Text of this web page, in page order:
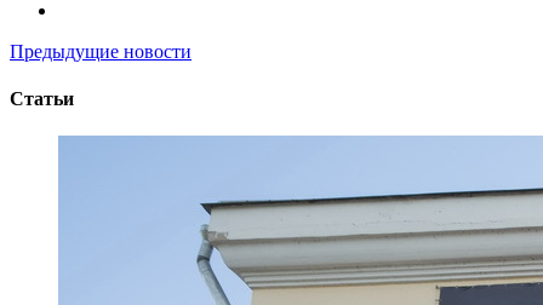
Предыдущие новости
Статьи